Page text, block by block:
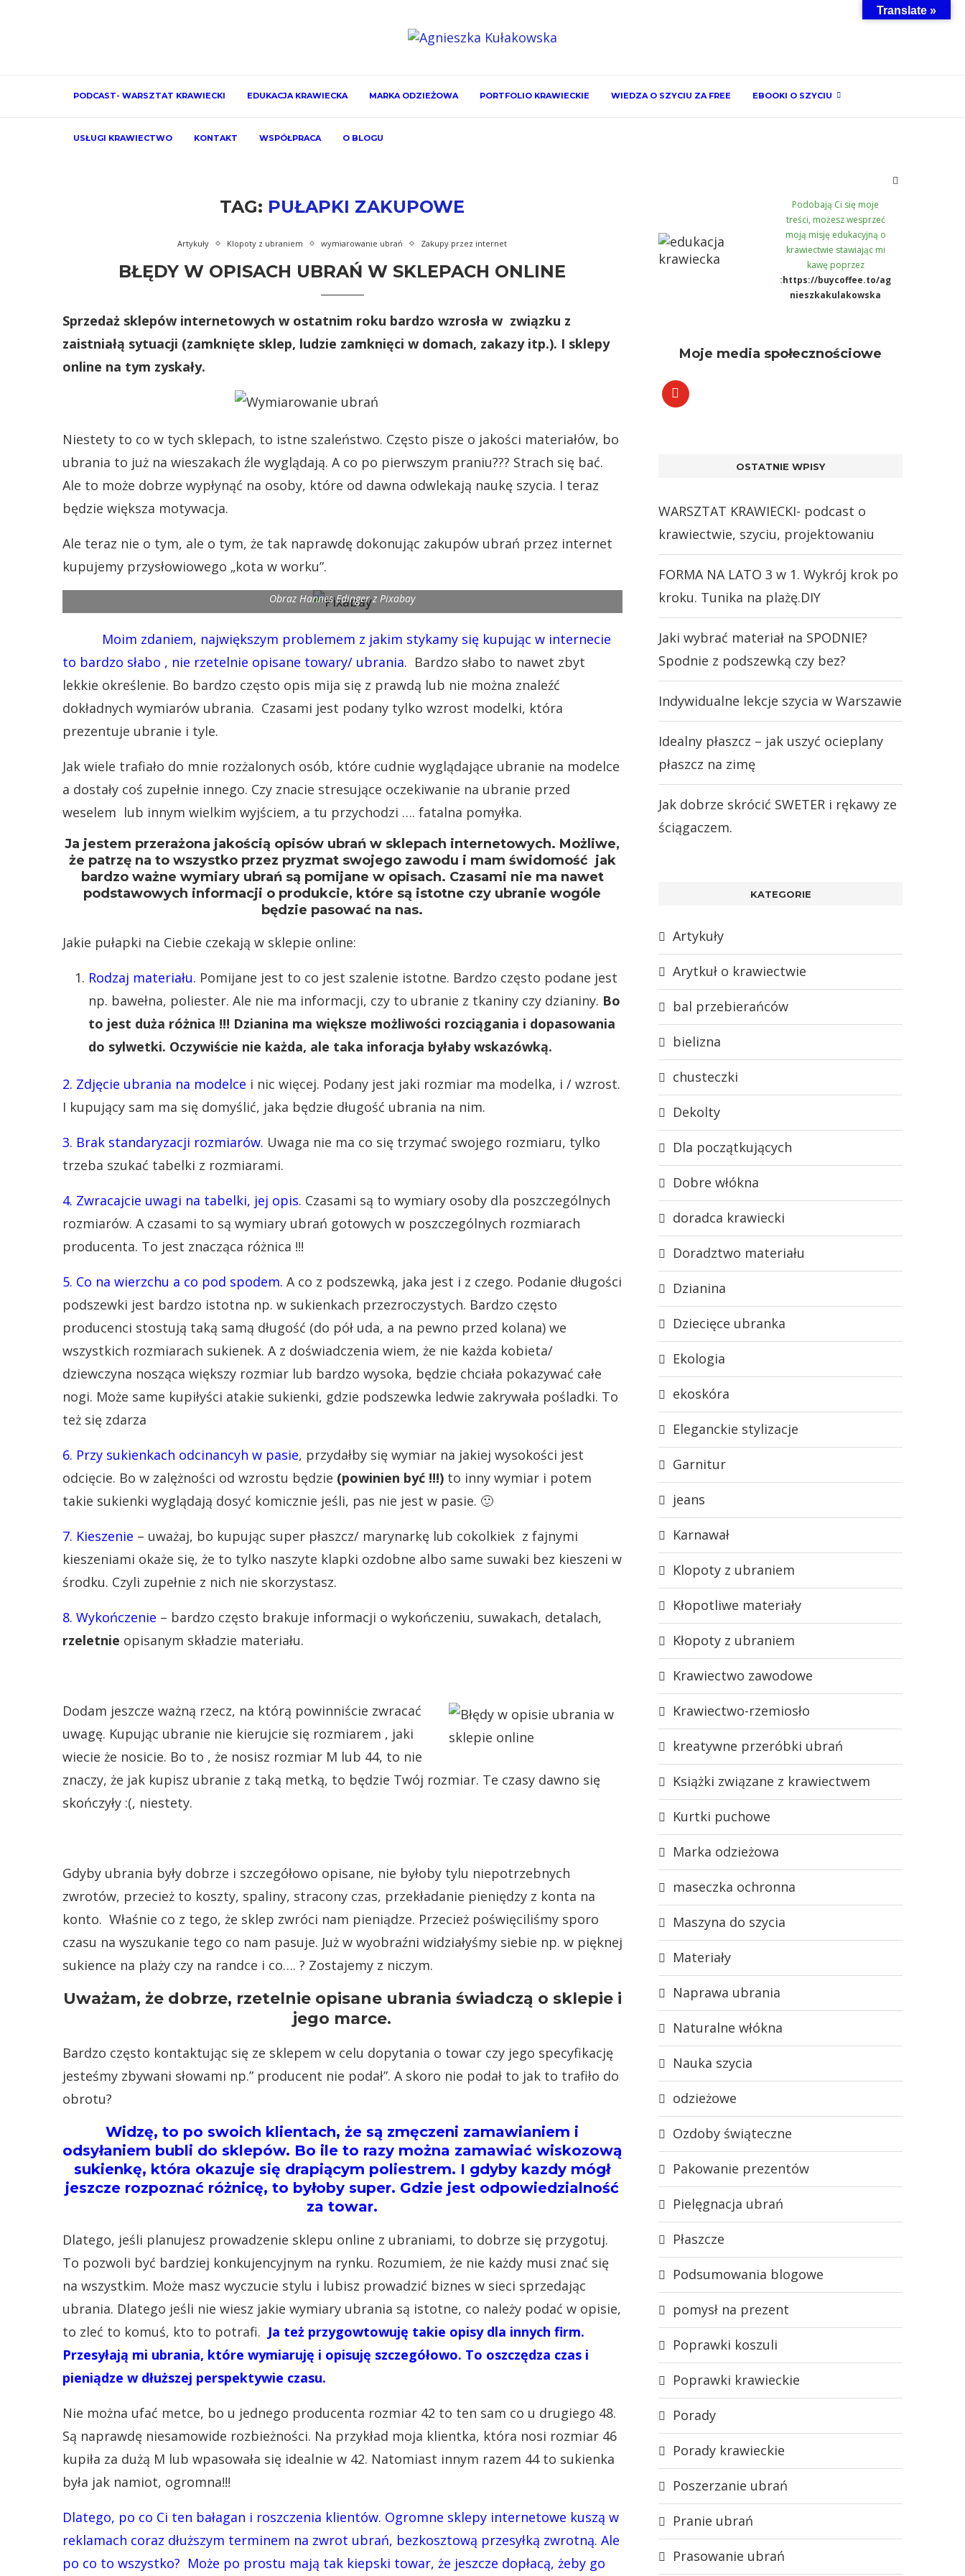
PODCAST- WARSZTAT KRAWIECKI EDUKACJA KRAWIECKA MARKA ODZIEŻOWA PORTFOLIO KRAWIECKIE WIEDZA O SZYCIU ZA FREE EBOOKI O SZYCIU
USŁUGI KRAWIECTWO KONTAKT WSPÓŁPRACA O BLOGU
TAG: PUŁAPKI ZAKUPOWE
Artykuły Klopoty z ubraniem wymiarowanie ubrań Zakupy przez internet
BŁĘDY W OPISACH UBRAŃ W SKLEPACH ONLINE
Sprzedaż sklepów internetowych w ostatnim roku bardzo wzrosła w związku z
zaistniałą sytuacji (zamknięte sklep, ludzie zamknięci w domach, zakazy itp.). I sklepy
online na tym zyskały.
Niestety to co w tych sklepach, to istne szaleństwo. Często pisze o jakości materiałów, bo
ubrania to już na wieszakach źle wyglądają. A co po pierwszym praniu??? Strach się bać.
Ale to może dobrze wypłynąć na osoby, które od dawna odwlekają naukę szycia. I teraz
będzie większa motywacja.
Ale teraz nie o tym, ale o tym, że tak naprawdę dokonując zakupów ubrań przez internet
kupujemy przysłowiowego „kota w worku”.
Obraz Hannes Edinger z Pixabay
Moim zdaniem, największym problemem z jakim stykamy się kupując w internecie
to bardzo słabo , nie rzetelnie opisane towary/ ubrania. Bardzo słabo to nawet zbyt
lekkie określenie. Bo bardzo często opis mija się z prawdą lub nie można znaleźć
dokładnych wymiarów ubrania. Czasami jest podany tylko wzrost modelki, która
prezentuje ubranie i tyle.
Jak wiele trafiało do mnie rozżalonych osób, które cudnie wyglądające ubranie na modelce
a dostały coś zupełnie innego. Czy znacie stresujące oczekiwanie na ubranie przed
weselem lub innym wielkim wyjściem, a tu przychodzi …. fatalna pomyłka.
Ja jestem przerażona jakością opisów ubrań w sklepach internetowych. Możliwe,
że patrzę na to wszystko przez pryzmat swojego zawodu i mam świdomość jak
bardzo ważne wymiary ubrań są pomijane w opisach. Czasami nie ma nawet
podstawowych informacji o produkcie, które są istotne czy ubranie wogóle
będzie pasować na nas.
Jakie pułapki na Ciebie czekają w sklepie online:
Rodzaj materiału. Pomijane jest to co jest szalenie istotne. Bardzo często podane jest
np. bawełna, poliester. Ale nie ma informacji, czy to ubranie z tkaniny czy dzianiny. Bo
to jest duża różnica !!! Dzianina ma większe możliwości rozciągania i dopasowania
do sylwetki. Oczywiście nie każda, ale taka inforacja byłaby wskazówką.
2. Zdjęcie ubrania na modelce i nic więcej. Podany jest jaki rozmiar ma modelka, i / wzrost.
I kupujący sam ma się domyślić, jaka będzie długość ubrania na nim.
3. Brak standaryzacji rozmiarów. Uwaga nie ma co się trzymać swojego rozmiaru, tylko
trzeba szukać tabelki z rozmiarami.
4. Zwracajcie uwagi na tabelki, jej opis. Czasami są to wymiary osoby dla poszczególnych
rozmiarów. A czasami to są wymiary ubrań gotowych w poszczególnych rozmiarach
producenta. To jest znacząca różnica !!!
5. Co na wierzchu a co pod spodem. A co z podszewką, jaka jest i z czego. Podanie długości
podszewki jest bardzo istotna np. w sukienkach przezroczystych. Bardzo często
producenci stostują taką samą długość (do pół uda, a na pewno przed kolana) we
wszystkich rozmiarach sukienek. A z doświadczenia wiem, że nie każda kobieta/
dziewczyna nosząca większy rozmiar lub bardzo wysoka, będzie chciała pokazywać całe
nogi. Może same kupiłyści atakie sukienki, gdzie podszewka ledwie zakrywała pośladki. To
też się zdarza
6. Przy sukienkach odcinancyh w pasie, przydałby się wymiar na jakiej wysokości jest
odcięcie. Bo w zalężności od wzrostu będzie (powinien być !!!) to inny wymiar i potem
takie sukienki wyglądają dosyć komicznie jeśli, pas nie jest w pasie. 🙂
7. Kieszenie – uważaj, bo kupując super płaszcz/ marynarkę lub cokolkiek z fajnymi
kieszeniami okaże się, że to tylko naszyte klapki ozdobne albo same suwaki bez kieszeni w
środku. Czyli zupełnie z nich nie skorzystasz.
8. Wykończenie – bardzo często brakuje informacji o wykończeniu, suwakach, detalach,
rzeletnie opisanym składzie materiału.
Dodam jeszcze ważną rzecz, na którą powinniście zwracać
uwagę. Kupując ubranie nie kierujcie się rozmiarem , jaki
wiecie że nosicie. Bo to , że nosisz rozmiar M lub 44, to nie
znaczy, że jak kupisz ubranie z taką metką, to będzie Twój rozmiar. Te czasy dawno się
skończyły :(, niestety.
Gdyby ubrania były dobrze i szczegółowo opisane, nie byłoby tylu niepotrzebnych
zwrotów, przecież to koszty, spaliny, stracony czas, przekładanie pieniędzy z konta na
konto. Właśnie co z tego, że sklep zwróci nam pieniądze. Przecież poświęciliśmy sporo
czasu na wyszukanie tego co nam pasuje. Już w wyobraźni widziałyśmy siebie np. w pięknej
sukience na plaży czy na randce i co…. ? Zostajemy z niczym.
Uważam, że dobrze, rzetelnie opisane ubrania świadczą o sklepie i
jego marce.
Bardzo często kontaktując się ze sklepem w celu dopytania o towar czy jego specyfikację
jesteśmy zbywani słowami np.” producent nie podał”. A skoro nie podał to jak to trafiło do
obrotu?
Widzę, to po swoich klientach, że są zmęczeni zamawianiem i
odsyłaniem bubli do sklepów. Bo ile to razy można zamawiać wiskozową
sukienkę, która okazuje się drapiącym poliestrem. I gdyby kazdy mógł
jeszcze rozpoznać różnicę, to byłoby super. Gdzie jest odpowiedzialność
za towar.
Dlatego, jeśli planujesz prowadzenie sklepu online z ubraniami, to dobrze się przygotuj.
To pozwoli być bardziej konkujencyjnym na rynku. Rozumiem, że nie każdy musi znać się
na wszystkim. Może masz wyczucie stylu i lubisz prowadzić biznes w sieci sprzedając
ubrania. Dlatego jeśli nie wiesz jakie wymiary ubrania są istotne, co należy podać w opisie,
to zleć to komuś, kto to potrafi. Ja też przygowtowuję takie opisy dla innych firm.
Przesyłają mi ubrania, które wymiaruję i opisuję szczegółowo. To oszczędza czas i
pieniądze w dłuższej perspektywie czasu.
Nie można ufać metce, bo u jednego producenta rozmiar 42 to ten sam co u drugiego 48.
Są naprawdę niesamowide rozbieżności. Na przykład moja klientka, która nosi rozmiar 46
kupiła za dużą M lub wpasowała się idealnie w 42. Natomiast innym razem 44 to sukienka
była jak namiot, ogromna!!!
Dlatego, po co Ci ten bałagan i roszczenia klientów. Ogromne sklepy internetowe kuszą w
reklamach coraz dłuższym terminem na zwrot ubrań, bezkosztową przesyłką zwrotną. Ale
po co to wszystko? Może po prostu mają tak kiepski towar, że jeszcze dopłacą, żeby go
Podobają Ci się moje
treści, możesz wesprzeć
moją misję edukacyjną o
krawiectwie stawiając mi
kawę poprzez
:https://buycoffee.to/ag
nieszkakulakowska
Moje media społecznościowe
OSTATNIE WPISY
WARSZTAT KRAWIECKI- podcast o
krawiectwie, szyciu, projektowaniu
FORMA NA LATO 3 w 1. Wykrój krok po
kroku. Tunika na plażę.DIY
Jaki wybrać materiał na SPODNIE?
Spodnie z podszewką czy bez?
Indywidualne lekcje szycia w Warszawie
Idealny płaszcz – jak uszyć ocieplany
płaszcz na zimę
Jak dobrze skrócić SWETER i rękawy ze
ściągaczem.
KATEGORIE
Artykuły
Arytkuł o krawiectwie
bal przebierańców
bielizna
chusteczki
Dekolty
Dla początkujących
Dobre włókna
doradca krawiecki
Doradztwo materiału
Dzianina
Dziecięce ubranka
Ekologia
ekoskóra
Eleganckie stylizacje
Garnitur
jeans
Karnawał
Klopoty z ubraniem
Kłopotliwe materiały
Kłopoty z ubraniem
Krawiectwo zawodowe
Krawiectwo-rzemiosło
kreatywne przeróbki ubrań
Książki związane z krawiectwem
Kurtki puchowe
Marka odzieżowa
maseczka ochronna
Maszyna do szycia
Materiały
Naprawa ubrania
Naturalne włókna
Nauka szycia
odzieżowe
Ozdoby świąteczne
Pakowanie prezentów
Pielęgnacja ubrań
Płaszcze
Podsumowania blogowe
pomysł na prezent
Poprawki koszuli
Poprawki krawieckie
Porady
Porady krawieckie
Poszerzanie ubrań
Pranie ubrań
Prasowanie ubrań
Translate »